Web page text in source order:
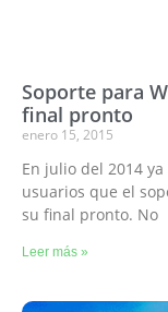
Soporte para
final pronto
enero 15, 2015
En julio del 2014
usuarios que el
su final pronto. No
Leer más »